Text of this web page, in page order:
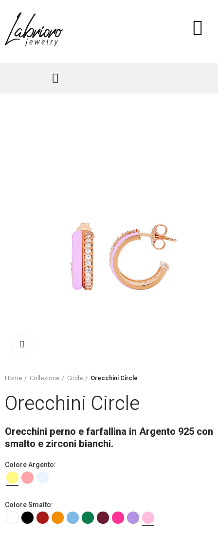
Home Collezione Circle Orecchini Circle
Orecchini Circle
Orecchini perno e farfallina in Argento 925 con
smalto e zirconi bianchi.
Colore Argento
Colore Smalto